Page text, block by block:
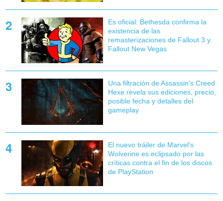
Es oficial: Bethesda confirma la
existencia de las
remasterizaciones de Fallout 3 y
Fallout New Vegas
Una filtración de Assassin's Creed
Hexe revela sus ediciones, precio,
posible fecha y detalles del
gameplay
El nuevo tráiler de Marvel's
Wolverine es eclipsado por las
críticas contra el fin de los discos
de PlayStation